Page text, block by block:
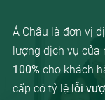
Á Châu là đơn vị
lượng dịch vụ
100% cho khách
cấp có tỷ lệ lỗi